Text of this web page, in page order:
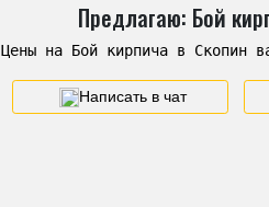
Предлагаю: Бой
Цены на Бой кирпича в Скопин
Написать в чат